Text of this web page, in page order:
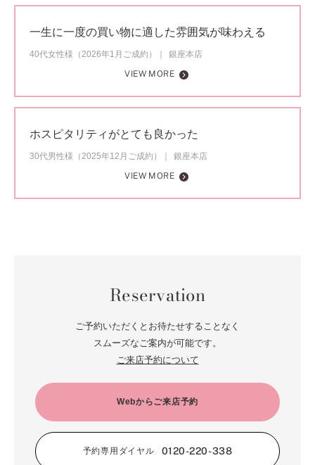
一生に一度の買い物に適した雰囲気が味わえる
40代女性様（2026年1月ご成約）
銀座本店
VIEW MORE
ホスピタリティがとても良かった
30代男性様（2025年12月ご成約）
銀座本店
VIEW MORE
Reservation
ご予約いただくとお待たせすることなく
スムーズなご案内が可能です。
ご来店予約について
Webからご来店予約
予約専用ダイヤル 0120-220-338